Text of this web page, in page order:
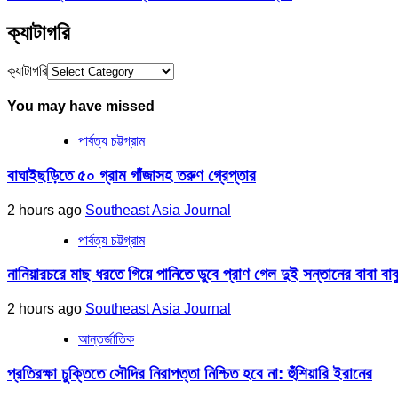
ক্যাটাগরি
ক্যাটাগরি
You may have missed
পার্বত্য চট্টগ্রাম
বাঘাইছড়িতে ৫০ গ্রাম গাঁজাসহ তরুণ গ্রেপ্তার
2 hours ago Southeast Asia Journal
পার্বত্য চট্টগ্রাম
নানিয়ারচরে মাছ ধরতে গিয়ে পানিতে ডুবে প্রাণ গেল দুই সন্তানের বাবা
2 hours ago Southeast Asia Journal
আন্তর্জাতিক
প্রতিরক্ষা চুক্তিতে সৌদির নিরাপত্তা নিশ্চিত হবে না: হুঁশিয়ারি ইরানের